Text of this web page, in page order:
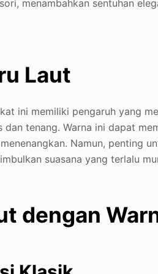
menambahkan sentuhan
Laut
ini memiliki pengaruh yang
tenang. Warna ini dapat
Namun, penting
suasana yang terlalu
dengan